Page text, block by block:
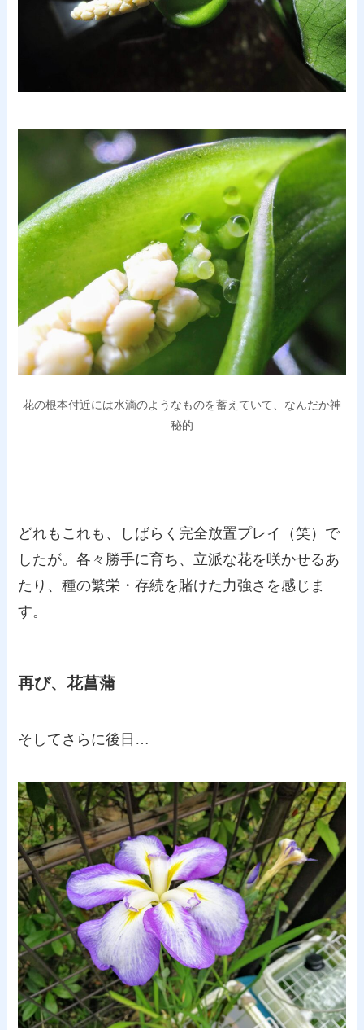
花の根本付近には水滴のようなものを蓄えていて、なんだか神
秘的
どれもこれも、しばらく完全放置プレイ（笑）で
したが。各々勝手に育ち、立派な花を咲かせるあ
たり、種の繁栄・存続を賭けた力強さを感じま
す。
再び、花菖蒲
そしてさらに後日…